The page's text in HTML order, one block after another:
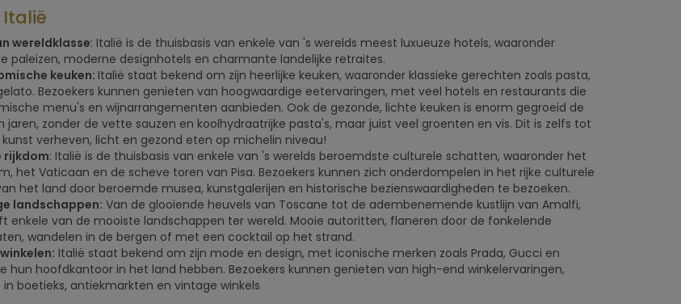
wereldklasse: Italië is de thuisbasis van enkele van 's werelds meest luxueuze hotels, waaronder
paleizen, moderne designhotels en charmante landelijke retraites.
keuken: Italië staat bekend om zijn heerlijke keuken, waaronder klassieke gerechten zoals pasta,
Bezoekers kunnen genieten van hoogwaardige eetervaringen, met veel hotels en restaurants die
menu's en wijnarrangementen aanbieden. Ook de gezonde, lichte keuken is enorm gegroeid de
jaren, zonder de vette sauzen en koolhydraatrijke pasta's, maar juist veel groenten en vis. Dit is zelfs tot
verheven, licht en gezond eten op michelin niveau!
rijkdom: Italië is de thuisbasis van enkele van 's werelds beroemdste culturele schatten, waaronder het
het Vaticaan en de scheve toren van Pisa. Bezoekers kunnen zich onderdompelen in het rijke culturele
het land door beroemde musea, kunstgalerijen en historische bezienswaardigheden te bezoeken.
landschappen: Van de glooiende heuvels van Toscane tot de adembenemende kustlijn van Amalfi,
enkele van de mooiste landschappen ter wereld. Mooie autoritten, flaneren door de fonkelende
wandelen in de bergen of met een cocktail op het strand.
Italië staat bekend om zijn mode en design, met iconische merken zoals Prada, Gucci en
hun hoofdkantoor in het land hebben. Bezoekers kunnen genieten van high-end winkelervaringen,
boetieks, antiekmarkten en vintage winkels